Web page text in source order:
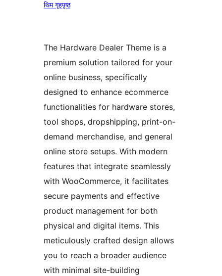
थिम गृहपृष्ठ
The Hardware Dealer Theme is a
premium solution tailored for your
online business, specifically
designed to enhance ecommerce
functionalities for hardware stores,
tool shops, dropshipping, print-on-
demand merchandise, and general
online store setups. With modern
features that integrate seamlessly
with WooCommerce, it facilitates
secure payments and effective
product management for both
physical and digital items. This
meticulously crafted design allows
you to reach a broader audience
with minimal site-building